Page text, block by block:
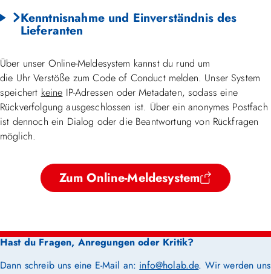
Kenntnisnahme und Einverständnis des
Lieferanten
Über unser Online-Meldesystem kannst du rund um
die Uhr Verstöße zum Code of Conduct melden. Unser System
speichert keine IP-Adressen oder Metadaten, sodass eine
Rückverfolgung ausgeschlossen ist. Über ein anonymes Postfach
ist dennoch ein Dialog oder die Beantwortung von Rückfragen
möglich.
Zum Online-Meldesystem
Hast du Fragen, Anregungen oder Kritik?
Dann schreib uns eine E-Mail an: info@holab.de. Wir werden uns